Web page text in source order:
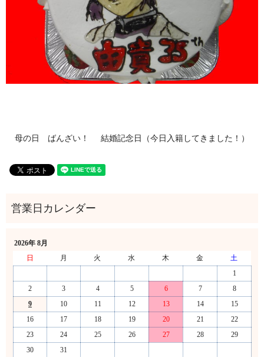
母の日 ばんざい！ 結婚記念日（今日入籍してきました！）
2026年 8月
日
月 火 水 木 金
土
1
2
3 4 5 6 7
8
9
10 11 12 13 14
15
16
17 18 19 20 21
22
23
24 25 26 27 28
29
30
31